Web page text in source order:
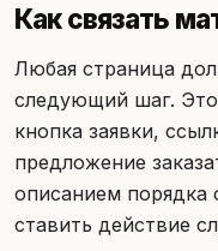
Как связать
Любая страница
следующий шаг.
кнопка заявки,
предложение
описанием порядка
ставить действие